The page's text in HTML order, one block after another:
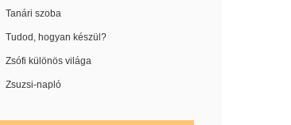
Tanári szoba
Tudod, hogyan készül?
Zsófi különös világa
Zsuzsi-napló